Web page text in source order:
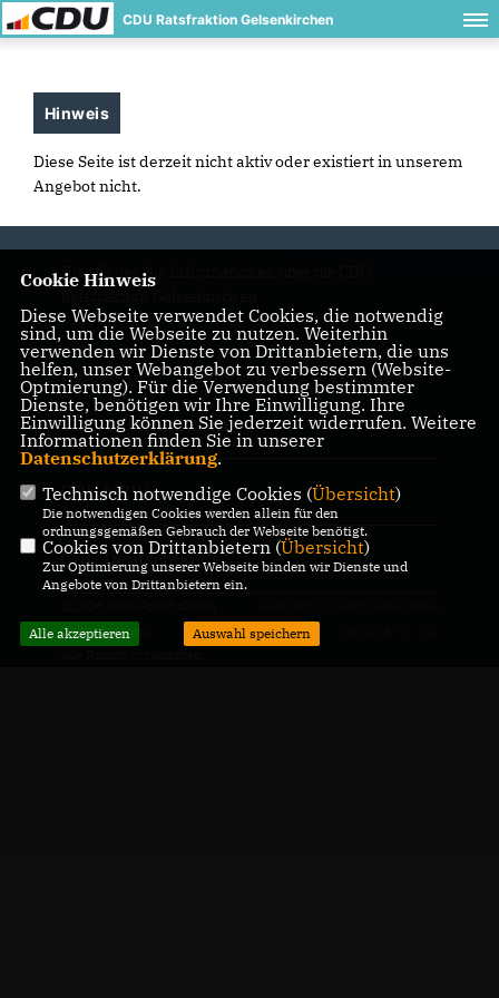
CDU Ratsfraktion Gelsenkirchen
Hinweis
Diese Seite ist derzeit nicht aktiv oder existiert in unserem
Angebot nicht.
Hier finden Sie Informationen über die CDU
IMPRESSUM DATENSCHUTZ KONTAKT
CDU Gelsenkirchen
CDU NRW
CDU Deutschlands
Gelsenkirchen
Cookie Hinweis
Diese Webseite verwendet Cookies, die notwendig
sind, um die Webseite zu nutzen. Weiterhin
verwenden wir Dienste von Drittanbietern, die uns
helfen, unser Webangebot zu verbessern (Website-
Optmierung). Für die Verwendung bestimmter
Dienste, benötigen wir Ihre Einwilligung. Ihre
Einwilligung können Sie jederzeit widerrufen. Weitere
Informationen finden Sie in unserer
Datenschutzerklärung.
Technisch notwendige Cookies (Übersicht)
Die notwendigen Cookies werden allein für den
ordnungsgemäßen Gebrauch der Webseite benötigt.
Cookies von Drittanbietern (Übersicht)
Zur Optimierung unserer Webseite binden wir Dienste und
Angebote von Drittanbietern ein.
Alle akzeptieren Auswahl speichern